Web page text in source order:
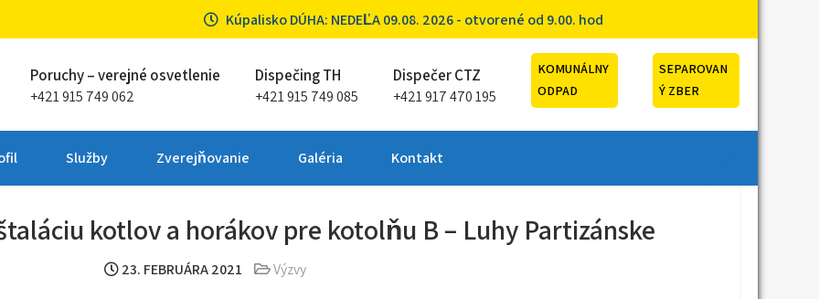
Kúpalisko DÚHA: NEDEĽA 09.08. 2026 - otvorené od 9.00. hod
Partizánske
Poruchy – verejné osvetlenie
+421 915 749 062
Dispečing TH
+421 915 749 085
Dispečer CTZ
+421 917 470 195
KOMUNÁLNY
ODPAD
SEPAROVAN
Ý ZBER
Služby Zverejňovanie Galéria Kontakt
kotlov a horákov pre kotolňu B – Luhy Partizánske
23. FEBRUÁRA 2021 Výzvy